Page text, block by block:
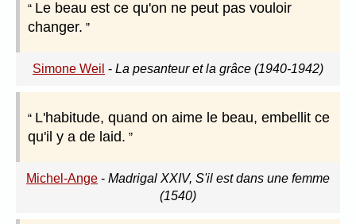
Le beau est ce qu'on ne peut pas vouloir
changer.
Simone Weil - La pesanteur et la grâce (1940-1942)
L'habitude, quand on aime le beau, embellit ce
qu'il y a de laid.
Michel-Ange - Madrigal XXIV, S'il est dans une femme
(1540)